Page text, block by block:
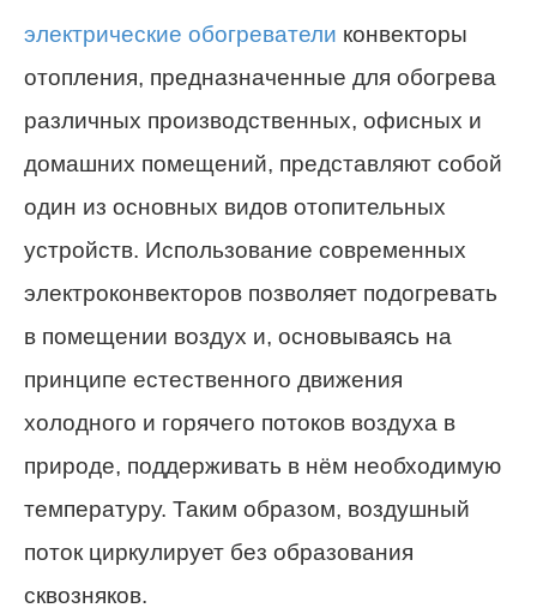
электрические обогреватели конвекторы
отопления, предназначенные для обогрева
различных производственных, офисных и
домашних помещений, представляют собой
один из основных видов отопительных
устройств. Использование современных
электроконвекторов позволяет подогревать
в помещении воздух и, основываясь на
принципе естественного движения
холодного и горячего потоков воздуха в
природе, поддерживать в нём необходимую
температуру. Таким образом, воздушный
поток циркулирует без образования
сквозняков.